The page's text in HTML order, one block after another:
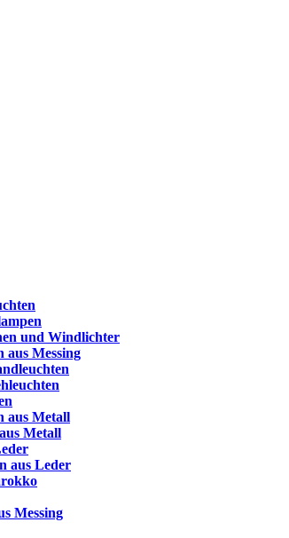
und Windlichter
aus Messing
aus Metall
Metall
aus Leder
Messing